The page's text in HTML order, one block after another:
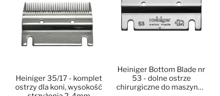
Heiniger 35/17 - komplet
ostrzy dla koni, wysokość
Heiniger Bottom Blade nr
53 - dolne ostrze
chirurgiczne do maszynek